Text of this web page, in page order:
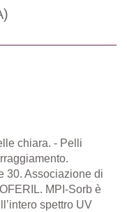
chiara. - Pelli
30. Associazione di
MPI-Sorb è
spettro UV